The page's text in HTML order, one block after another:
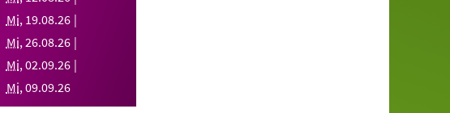
Mi, 19.08.26
Mi,26.08.26
Mi,02.09.26
Mi,09.09.26